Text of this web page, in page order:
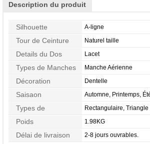
Description du produit
Silhouette A-ligne
Tour de Ceinture Naturel taille
Details du Dos Lacet
Types de Manches Manche Aérienne
Décoration Dentelle
Saisaon Automne, Printemps,
Types de
Morphologie
Rectangulaire,
Sablier
Poids 1.98KG
Délai de livraison 2-8 jours ouvrables.